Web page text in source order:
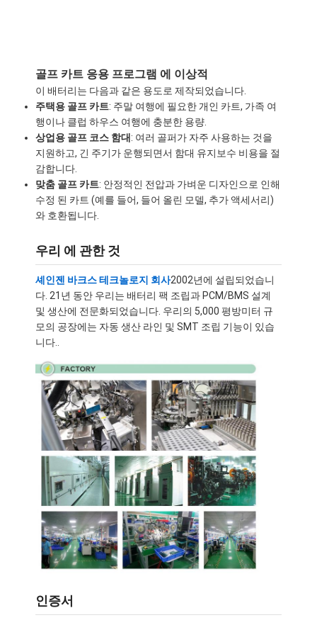
문의하기
소식
사건
지금 챗팅하세요
리튬 이온 배터리 팩
리튬 폴리머 배터리 팩
라이프포4 배터리 팩
딥 사이클 배터리
BMS PCB PCM
맞춤형 배터리 팩
Ｅ 자전거 건전지 팩
UPS 리?? 배터리
니켈 금속 하이드 배터리 팩
충전식 리튬 이온 배터리
리튬 이온 배터리 충전기
골프 카트 응용 프로그램 에 이상적
이 배터리는 다음과 같은 용도로 제작되었습니다.
주택용 골프 카트: 주말 여행에 필요한 개인 카트, 가족 여
행이나 클럽 하우스 여행에 충분한 용량.
상업용 골프 코스 함대 : 여러 골퍼가 자주 사용하는 것을
지원하고, 긴 주기가 운행되면서 함대 유지보수 비용을 절
감합니다.
맞춤 골프 카트: 안정적인 전압과 가벼운 디자인으로 인해
수정 된 카트 (예를 들어, 들어 올린 모델, 추가 액세서리)
와 호환됩니다.
우리 에 관한 것
셰인젠 바크스 테크놀로지 회사2002년에 설립되었습니
다. 21년 동안 우리는 배터리 팩 조립과 PCM/BMS 설계
및 생산에 전문화되었습니다. 우리의 5,000 평방미터 규
모의 공장에는 자동 생산 라인 및 SMT 조립 기능이 있습
니다..
인증서